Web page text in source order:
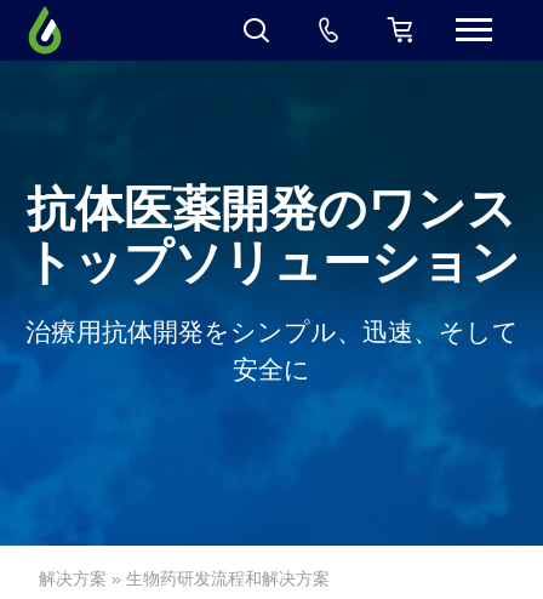
抗体医薬開発のワンス
トップソリューション
治療用抗体開発をシンプル、迅速、そして
安全に
解决方案 » 生物药研发流程和解决方案